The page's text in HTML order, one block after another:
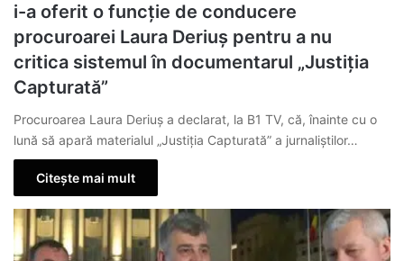
i-a oferit o funcție de conducere
procuroarei Laura Deriuș pentru a nu
critica sistemul în documentarul „Justiția
Capturată”
Procuroarea Laura Deriuș a declarat, la B1 TV, că, înainte cu o
lună să apară materialul „Justiția Capturată” a jurnaliștilor…
Citește mai mult